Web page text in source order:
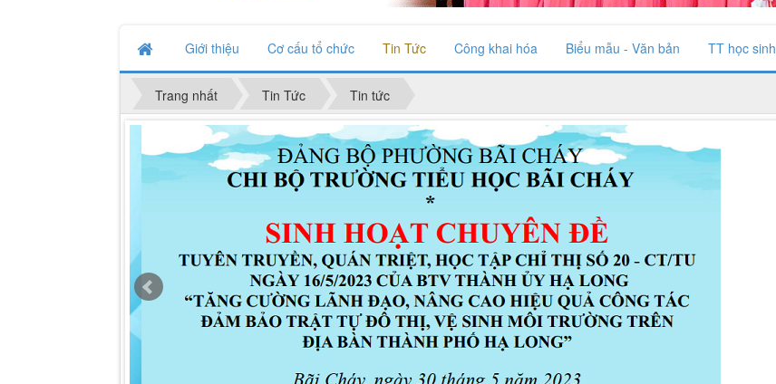
Giới thiệu Cơ cấu tổ chức Tin Tức Công khai hóa Biểu mẫu - Văn bản TT học sinh
Trang nhất Tin Tức Tin tức